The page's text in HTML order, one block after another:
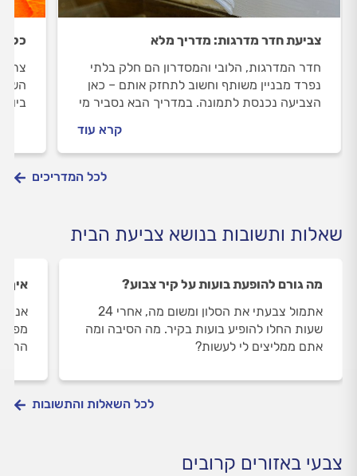
צביעת חדר מדרגות: מדריך מלא
חדר המדרגות, הלובי והמסדרון הם חלק בלתי
נפרד מבניין משותף וחשוב לתחזק אותם – כאן
הצביעה נכנסת לתמונה. במדריך הבא נסביר מי
צביעת חדר מדרגות, איך מתנהלים מול צבעי
מקצועי ואיך מפקחים על העבודה?
קרא עוד
כל
לכל המדריכים
שאלות ותשובות בנושא צביעת הבית
מה גורם להופעת בועות על קיר צבוע?
אתמול צבעתי את הסלון ומשום מה, אחרי 24
שעות החלו להופיע בועות בקיר. מה הסיבה ומה
אתם ממליצים לי לעשות?
איך
אני
לכל השאלות והתשובות
צבעי באזורים קרובים